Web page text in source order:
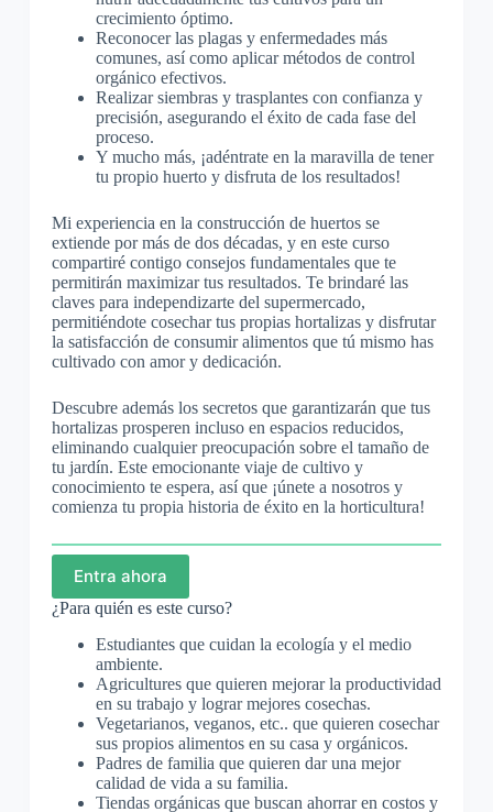
crecimiento óptimo.
Reconocer las plagas y enfermedades más
comunes, así como aplicar métodos de control
orgánico efectivos.
Realizar siembras y trasplantes con confianza y
precisión, asegurando el éxito de cada fase del
proceso.
Y mucho más, ¡adéntrate en la maravilla de tener
tu propio huerto y disfruta de los resultados!
Mi experiencia en la construcción de huertos se
extiende por más de dos décadas, y en este curso
compartiré contigo consejos fundamentales que te
permitirán maximizar tus resultados. Te brindaré las
claves para independizarte del supermercado,
permitiéndote cosechar tus propias hortalizas y disfrutar
la satisfacción de consumir alimentos que tú mismo has
cultivado con amor y dedicación.
Descubre además los secretos que garantizarán que tus
hortalizas prosperen incluso en espacios reducidos,
eliminando cualquier preocupación sobre el tamaño de
tu jardín. Este emocionante viaje de cultivo y
conocimiento te espera, así que ¡únete a nosotros y
comienza tu propia historia de éxito en la horticultura!
Entra ahora
¿Para quién es este curso?
Estudiantes que cuidan la ecología y el medio
ambiente.
Agricultures que quieren mejorar la productividad
en su trabajo y lograr mejores cosechas.
Vegetarianos, veganos, etc.. que quieren cosechar
sus propios alimentos en su casa y orgánicos.
Padres de familia que quieren dar una mejor
calidad de vida a su familia.
Tiendas orgánicas que buscan ahorrar en costos y